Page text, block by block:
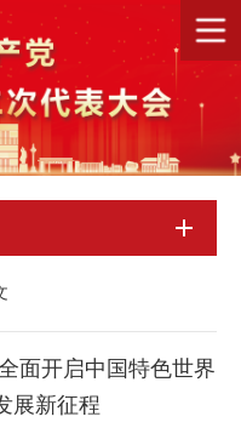
面开启中国特色世界
展新征程